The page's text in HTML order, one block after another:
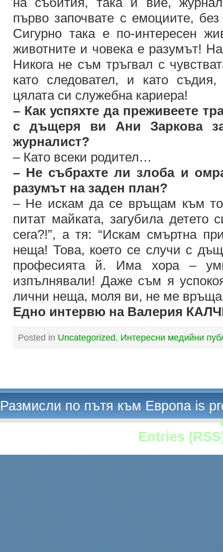
първо започвате с емоциите,
Сигурно така е по-интересен
животните и човека е разумът!
Никога не съм тръгвал с
като следовател, и като
цялата си служебна кариера!
– Как успяхте да преживеете
с дъщеря ви Ани Заркова
журналист?
– Като всеки родител…
– Не събрахте ли злоба и
разумът на заден план?
– Не искам да се връщам към
питат майката, загубила детето
сега?!”, а тя: “Искам смъртна
неща! Това, което се случи с
професията й. Има хора –
изпълнявали! Даже съм я
лични неща, моля ви, не ме
Едно интервю на Валерия
Posted in Uncategorized, Интересни медийни
Размисли по пътя към Европа is
Entries